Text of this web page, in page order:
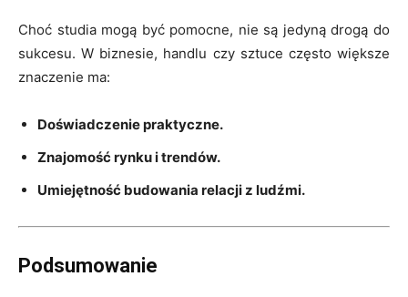
Choć studia mogą być pomocne, nie są jedyną drogą do
sukcesu. W biznesie, handlu czy sztuce często większe
znaczenie ma:
Doświadczenie praktyczne.
Znajomość rynku i trendów.
Umiejętność budowania relacji z ludźmi.
Podsumowanie